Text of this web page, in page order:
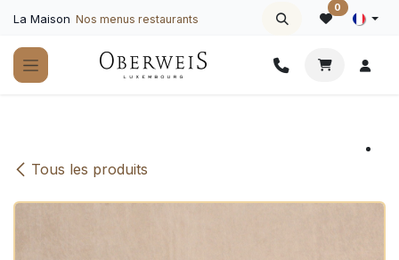
La Maison Nos menus restaurants
0
Tous les produits